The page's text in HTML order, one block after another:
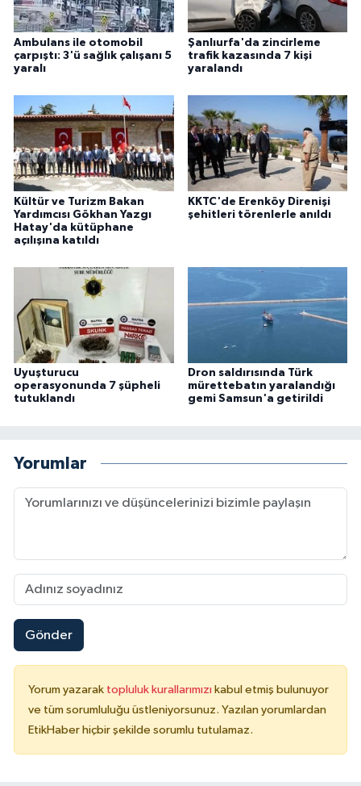
Ambulans ile otomobil
çarpıştı: 3'ü sağlık çalışanı 5
yaralı
Şanlıurfa'da zincirleme
trafik kazasında 7 kişi
yaralandı
Kültür ve Turizm Bakan
Yardımcısı Gökhan Yazgı
Hatay'da kütüphane
açılışına katıldı
KKTC'de Erenköy Direnişi
şehitleri törenlerle anıldı
Uyuşturucu
operasyonunda 7 şüpheli
tutuklandı
Dron saldırısında Türk
mürettebatın yaralandığı
gemi Samsun'a getirildi
Yorumlar
Gönder
Yorum yazarak topluluk kurallarımızı kabul etmiş bulunuyor
ve tüm sorumluluğu üstleniyorsunuz. Yazılan yorumlardan
EtikHaber hiçbir şekilde sorumlu tutulamaz.